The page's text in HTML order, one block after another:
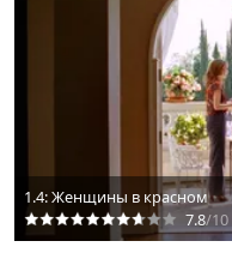
1.4: Женщины в красном
7.8/10